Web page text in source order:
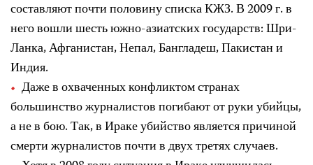
составляют почти половину списка КЖЗ. В 2009 г. в
него вошли шесть южно-азиатских государств: Шри-
Ланка, Афганистан, Непал, Бангладеш, Пакистан и
Индия.
Даже в охваченных конфликтом странах
большинство журналистов погибают от руки убийцы,
а не в бою. Так, в Ираке убийство является причиной
смерти журналистов почти в двух третях случаев.